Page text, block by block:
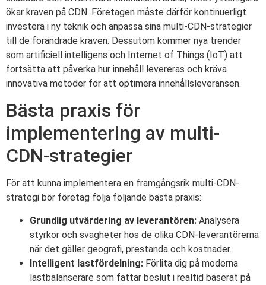
ökar kraven på CDN. Företagen måste därför kontinuerligt
investera i ny teknik och anpassa sina multi-CDN-strategier
till de förändrade kraven. Dessutom kommer nya trender
som artificiell intelligens och Internet of Things (IoT) att
fortsätta att påverka hur innehåll levereras och kräva
innovativa metoder för att optimera innehållsleveransen.
Bästa praxis för
implementering av multi-
CDN-strategier
För att kunna implementera en framgångsrik multi-CDN-
strategi bör företag följa följande bästa praxis:
Grundlig utvärdering av leverantören: Analysera
styrkor och svagheter hos de olika CDN-leverantörerna
när det gäller geografi, prestanda och kostnader.
Intelligent lastfördelning: Förlita dig på moderna
lastbalanserare som fattar beslut i realtid baserat på